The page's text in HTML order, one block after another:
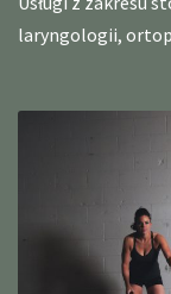
laryngologii,